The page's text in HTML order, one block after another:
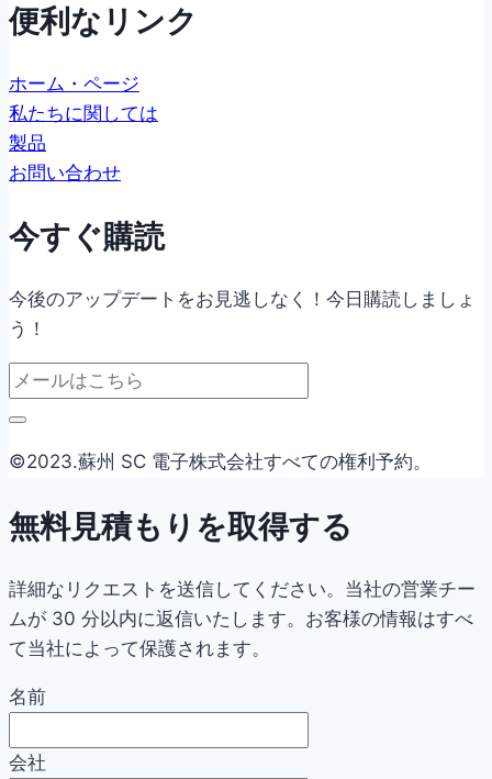
便利なリンク
ホーム・ページ
私たちに関しては
製品
お問い合わせ
今すぐ購読
今後のアップデートをお見逃しなく！今日購読しましょ
う！
©2023.蘇州 SC 電子株式会社すべての権利予約。
無料見積もりを取得する
詳細なリクエストを送信してください。当社の営業チー
ムが 30 分以内に返信いたします。お客様の情報はすべ
て当社によって保護されます。
名前
会社